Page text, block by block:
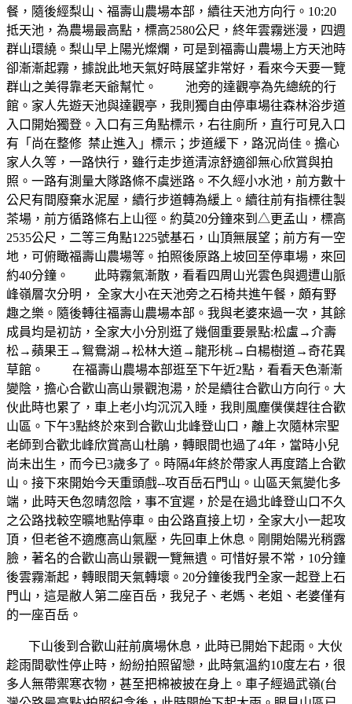
餐，隨後經梨山、福壽山農場本部，續往天池方向行。10:20
抵天池，為農場最高點，標高2580公尺，終年雲霧迷漫，四週
群山環繞。梨山早上陽光燦爛，可是到福壽山農場上方天池時
卻漸漸起霧，據說此地天氣好時展望非常好，看來今天要一覽
群山之美得靠老天爺幫忙。
池旁的達觀亭為先總統的行
館。家人先遊天池與達觀亭，我則獨自由停車場往森林浴步道
入口開始獨登。入口有三角點標示，右往廁所，直行可見入口
有「尚在整修 禁止進入」標示；步道緩下，路況尚佳。擔心
家人久等，一路快行，雖行走步道清涼舒適卻無心欣賞與拍
照。一路有測量大隊路條不虞迷路。不久經小水池，前方數十
公尺有間廢棄水泥屋，續行步道轉為緩上。續往前有指標往製
茶場，前方循路條右上山徑。約莫20分鐘來到△更孟山，標高
2535公尺，二等三角點1225號基石，山頂無展望；前方有一空
地，可俯瞰福壽山農場等。拍照後原路上坡回至停車場，來回
約40分鐘。
此時霧氣漸散，看看四周山光雲色與週遭山脈
峰嶺層次分明， 全家大小在天池旁之石椅共進午餐，頗有野
趣之樂。隨後轉往福壽山農場本部。我與老婆來過一次，其餘
成員均是初訪，全家大小分別逛了幾個重要景點:松盧→介壽
松→蘋果王→鴛鴦湖→松林大道→龍形桃→白楊樹道→奇花異
草館。
在福壽山農場本部逛至下午近2點，看看天色漸漸
變陰，擔心合歡山高山景觀泡湯，於是續往合歡山方向行。大
伙此時也累了，車上老小均沉沉入睡，我則風塵僕僕趕往合歡
山區。下午3點終於來到合歡山北峰登山口，離上次隨林宗聖
老師到合歡北峰欣賞高山杜鵑，轉眼間也過了4年，當時小兒
尚未出生，而今已3歲多了。時隔4年終於帶家人再度踏上合歡
山。接下來開始今天重頭戲--攻百岳石門山。山區天氣變化多
端，此時天色忽晴忽陰，事不宜遲，於是在過北峰登山口不久
之公路找較空曠地點停車。由公路直接上切，全家大小一起攻
頂，但老爸不適應高山氣壓，先回車上休息。剛開始陽光稍露
臉，著名的合歡山高山景觀一覽無遺。可惜好景不常，10分鐘
後雲霧漸起，轉眼間天氣轉壞。20分鐘後我門全家一起登上石
門山，這是敝人第二座百岳，我兒子、老媽、老姐、老婆僅有
的一座百岳。
下山後到合歡山莊前廣場休息，此時已開始下起雨。大伙
趁雨間歇性停止時，紛紛拍照留戀，此時氣溫約10度左右，很
多人無帶禦寒衣物，甚至把棉被披在身上。車子經過武嶺(台